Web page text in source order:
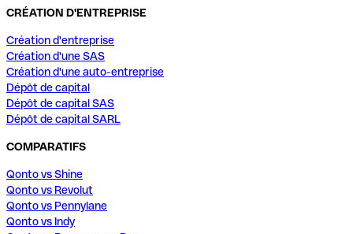
CRÉATION D'ENTREPRISE
Création d'entreprise
Création d'une SAS
Création d'une auto-entreprise
Dépôt de capital
Dépôt de capital SAS
Dépôt de capital SARL
COMPARATIFS
Qonto vs Shine
Qonto vs Revolut
Qonto vs Pennylane
Qonto vs Indy